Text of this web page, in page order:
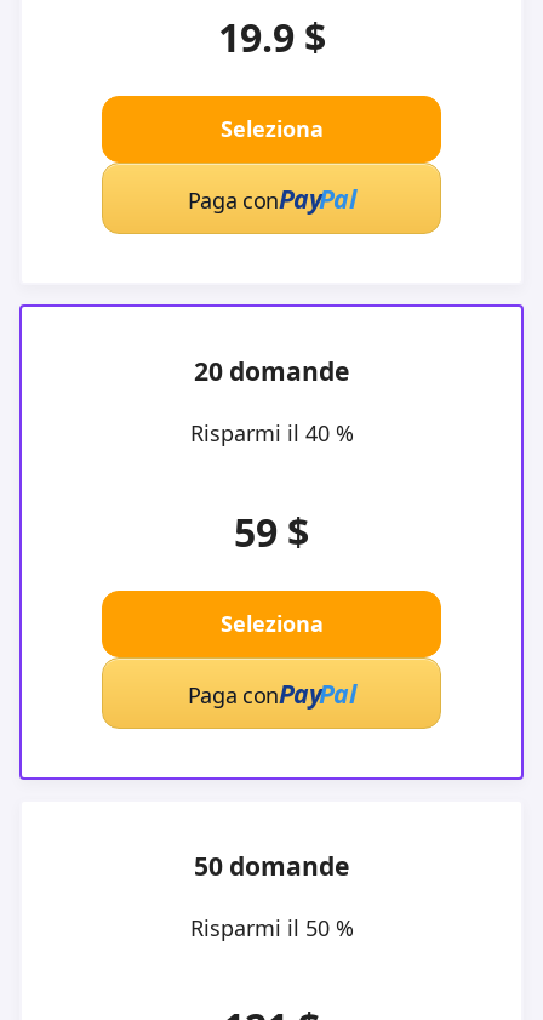
19.9 $
Seleziona
Paga conPayPal
20 domande
Risparmi il 40 %
59 $
Seleziona
Paga conPayPal
50 domande
Risparmi il 50 %